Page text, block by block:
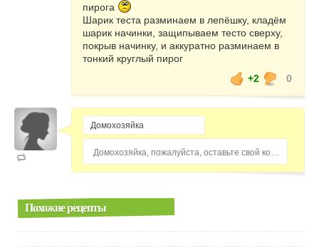
пирога
Шарик теста разминаем в лепёшку, кладём
шарик начинки, защипываем тесто сверху,
покрыв начинку, и аккуратно разминаем в
тонкий круглый пирог
+2
0
Домохозяйка, пожалуйста, оставьте свой комментарий...
Похожие рецепты